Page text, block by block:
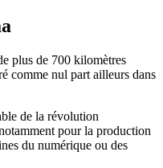
plus de 700 kilomètres
comme nul part ailleurs dans
de la révolution
pour la production
du numérique ou des